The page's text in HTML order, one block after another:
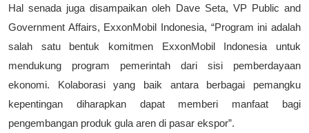
Hal senada juga disampaikan oleh Dave Seta, VP Public and
Government Affairs, ExxonMobil Indonesia, “Program ini adalah
salah satu bentuk komitmen ExxonMobil Indonesia untuk
mendukung program pemerintah dari sisi pemberdayaan
ekonomi. Kolaborasi yang baik antara berbagai pemangku
kepentingan diharapkan dapat memberi manfaat bagi
pengembangan produk gula aren di pasar ekspor”.